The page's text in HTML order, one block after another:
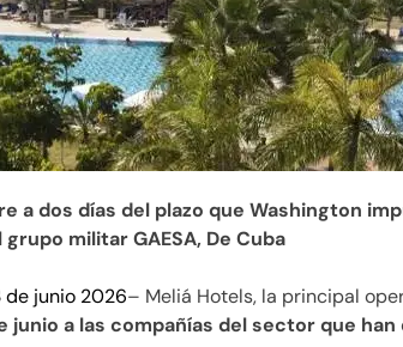
a dos días del plazo que Washington
militar GAESA, De Cuba
de junio 2026– Meliá Hotels, la principal
junio a las compañías del sector que